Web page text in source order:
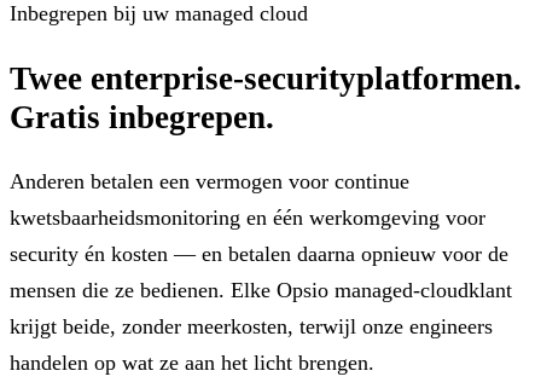
Inbegrepen bij uw managed cloud
Twee enterprise-securityplatformen.
Gratis inbegrepen.
Anderen betalen een vermogen voor continue
kwetsbaarheidsmonitoring en één werkomgeving voor
security én kosten — en betalen daarna opnieuw voor de
mensen die ze bedienen. Elke Opsio managed-cloudklant
krijgt beide, zonder meerkosten, terwijl onze engineers
handelen op wat ze aan het licht brengen.